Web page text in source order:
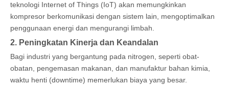
teknologi Internet of Things (IoT) akan memungkinkan
kompresor berkomunikasi dengan sistem lain, mengoptimalkan
penggunaan energi dan mengurangi limbah.
2. Peningkatan Kinerja dan Keandalan
Bagi industri yang bergantung pada nitrogen, seperti obat-
obatan, pengemasan makanan, dan manufaktur bahan kimia,
waktu henti (downtime) memerlukan biaya yang besar.